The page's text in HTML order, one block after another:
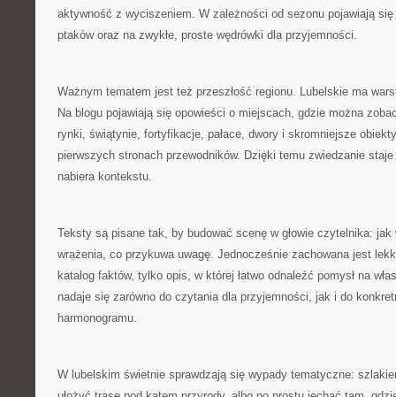
aktywność z wyciszeniem. W zależności od sezonu pojawiają się
ptaków oraz na zwykłe, proste wędrówki dla przyjemności.
Ważnym tematem jest też przeszłość regionu. Lubelskie ma
Na blogu pojawiają się opowieści o miejscach, gdzie można
rynki, świątynie, fortyfikacje, pałace, dwory i skromniejsze
pierwszych stronach przewodników. Dzięki temu zwiedzanie
nabiera kontekstu.
Teksty są pisane tak, by budować scenę w głowie czytelnika:
wrażenia, co przykuwa uwagę. Jednocześnie zachowana jest
katalog faktów, tylko opis, w której łatwo odnaleźć pomysł na
nadaje się zarówno do czytania dla przyjemności, jak i do
harmonogramu.
W lubelskim świetnie sprawdzają się wypady tematyczne: